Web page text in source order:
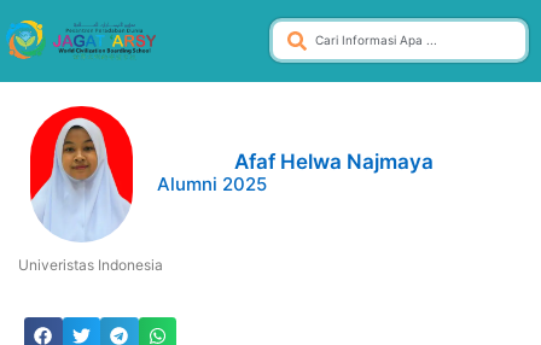
Afaf Helwa Najmaya
Alumni 2025
Univeristas Indonesia